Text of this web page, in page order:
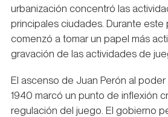
urbanización concentró las
principales ciudades. Durante
comenzó a tomar un papel más
gravación de las actividades de
El ascenso de Juan Perón al
1940 marcó un punto de inflexión
regulación del juego. El gobierno